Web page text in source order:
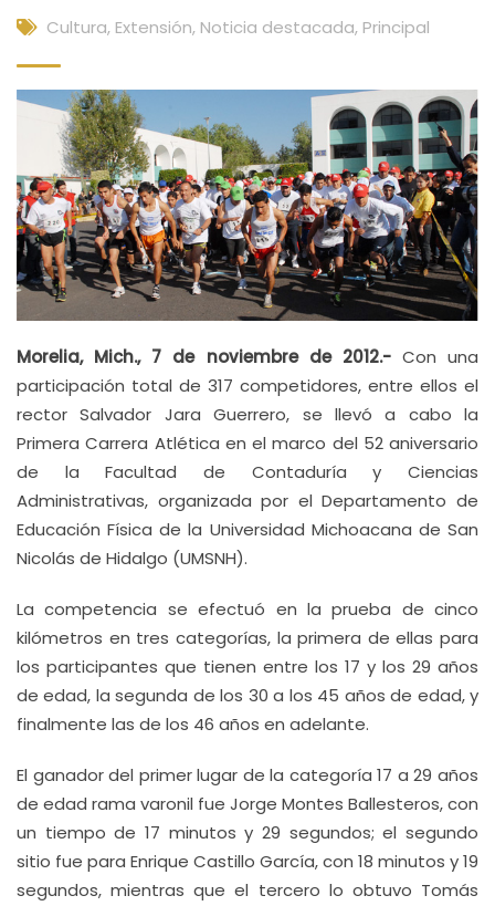
Cultura, Extensión, Noticia destacada, Principal
Morelia, Mich., 7 de noviembre de 2012.-Con una
participación total de 317 competidores, entre ellos el
rector Salvador Jara Guerrero, se llevó a cabo la
Primera Carrera Atlética en el marco del 52 aniversario
de la Facultad de Contaduría y Ciencias
Administrativas, organizada por el Departamento de
Educación Física de la Universidad Michoacana de San
Nicolás de Hidalgo (UMSNH).
La competencia se efectuó en la prueba de cinco
kilómetros en tres categorías, la primera de ellas para
los participantes que tienen entre los 17 y los 29 años
de edad, la segunda de los 30 a los 45 años de edad, y
finalmente las de los 46 años en adelante.
El ganador del primer lugar de la categoría 17 a 29 años
de edad rama varonil fue Jorge Montes Ballesteros, con
un tiempo de 17 minutos y 29 segundos; el segundo
sitio fue para Enrique Castillo García, con 18 minutos y 19
segundos, mientras que el tercero lo obtuvo Tomás